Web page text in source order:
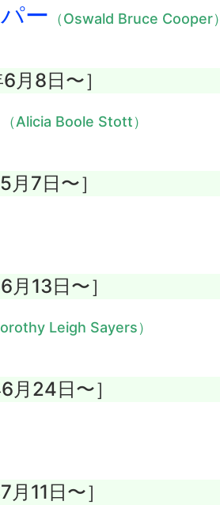
ー （Oswald Bruce Cooper）
8日〜］
（Alicia Boole Stott）
7日〜］
13日〜］
Leigh Sayers）
24日〜］
11日〜］